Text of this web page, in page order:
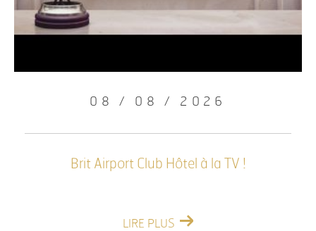
08 / 08 / 2026
Brit Airport Club Hôtel à la TV !
LIRE PLUS